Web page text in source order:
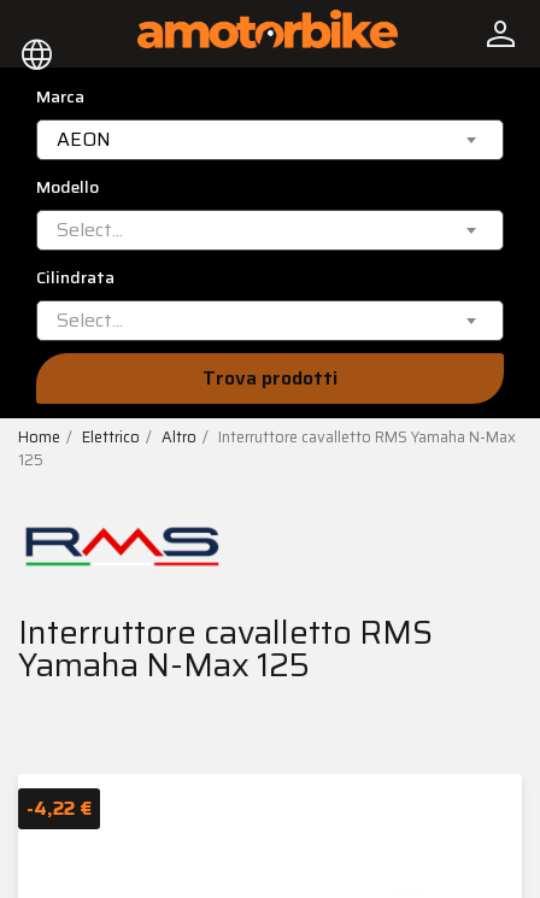
language person
Marca
AEON
Modello
Select...
Cilindrata
Select...
Trova prodotti
Home Elettrico Altro
Interruttore cavalletto RMS Yamaha N-Max
125
Interruttore cavalletto RMS
Yamaha N-Max 125
-4,22 €